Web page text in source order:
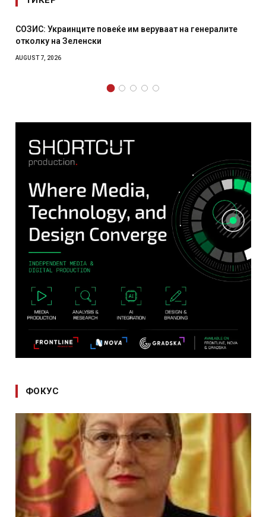
СОЗИС: Украинците повеќе им веруваат на генералите
отколку на Зеленски
AUGUST 7, 2026
ФОКУС